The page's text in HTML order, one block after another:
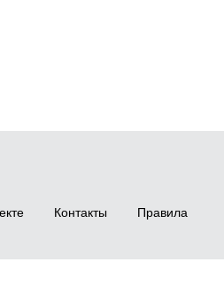
Контакты Правила
ответ